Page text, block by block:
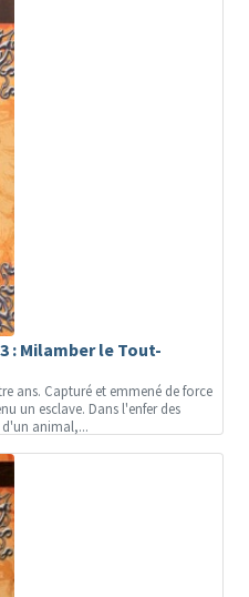
: Milamber le Tout-
ans. Capturé et emmené de force
un esclave. Dans l'enfer des
animal,...